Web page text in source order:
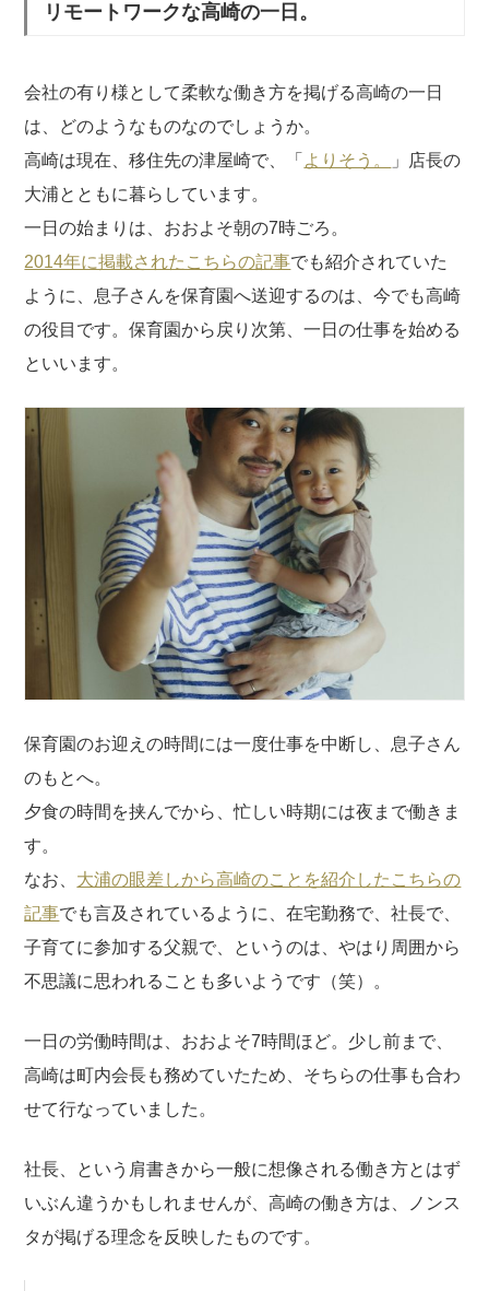
リモートワークな高崎の一日。
会社の有り様として柔軟な働き方を掲げる高崎の一日
は、どのようなものなのでしょうか。
高崎は現在、移住先の津屋崎で、「 よりそう。
」店長の
大浦とともに暮らしています。
一日の始まりは、おおよそ朝の7時ごろ。
2014年に掲載されたこちらの記事でも紹介されていた
ように、息子さんを保育園へ送迎するのは、今でも高崎
の役目です。保育園から戻り次第、一日の仕事を始める
といいます。
保育園のお迎えの時間には一度仕事を中断し、息子さん
のもとへ。
夕食の時間を挟んでから、忙しい時期には夜まで働きま
す。
なお、 大浦の眼差しから高崎のことを紹介したこちらの
記事でも言及されているように、在宅勤務で、社長で、
子育てに参加する父親で、というのは、やはり周囲から
不思議に思われることも多いようです（笑）。
一日の労働時間は、おおよそ7時間ほど。少し前まで、
高崎は町内会長も務めていたため、そちらの仕事も合わ
せて行なっていました。
社長、という肩書きから一般に想像される働き方とはず
いぶん違うかもしれませんが、高崎の働き方は、ノンス
タが掲げる理念を反映したものです。